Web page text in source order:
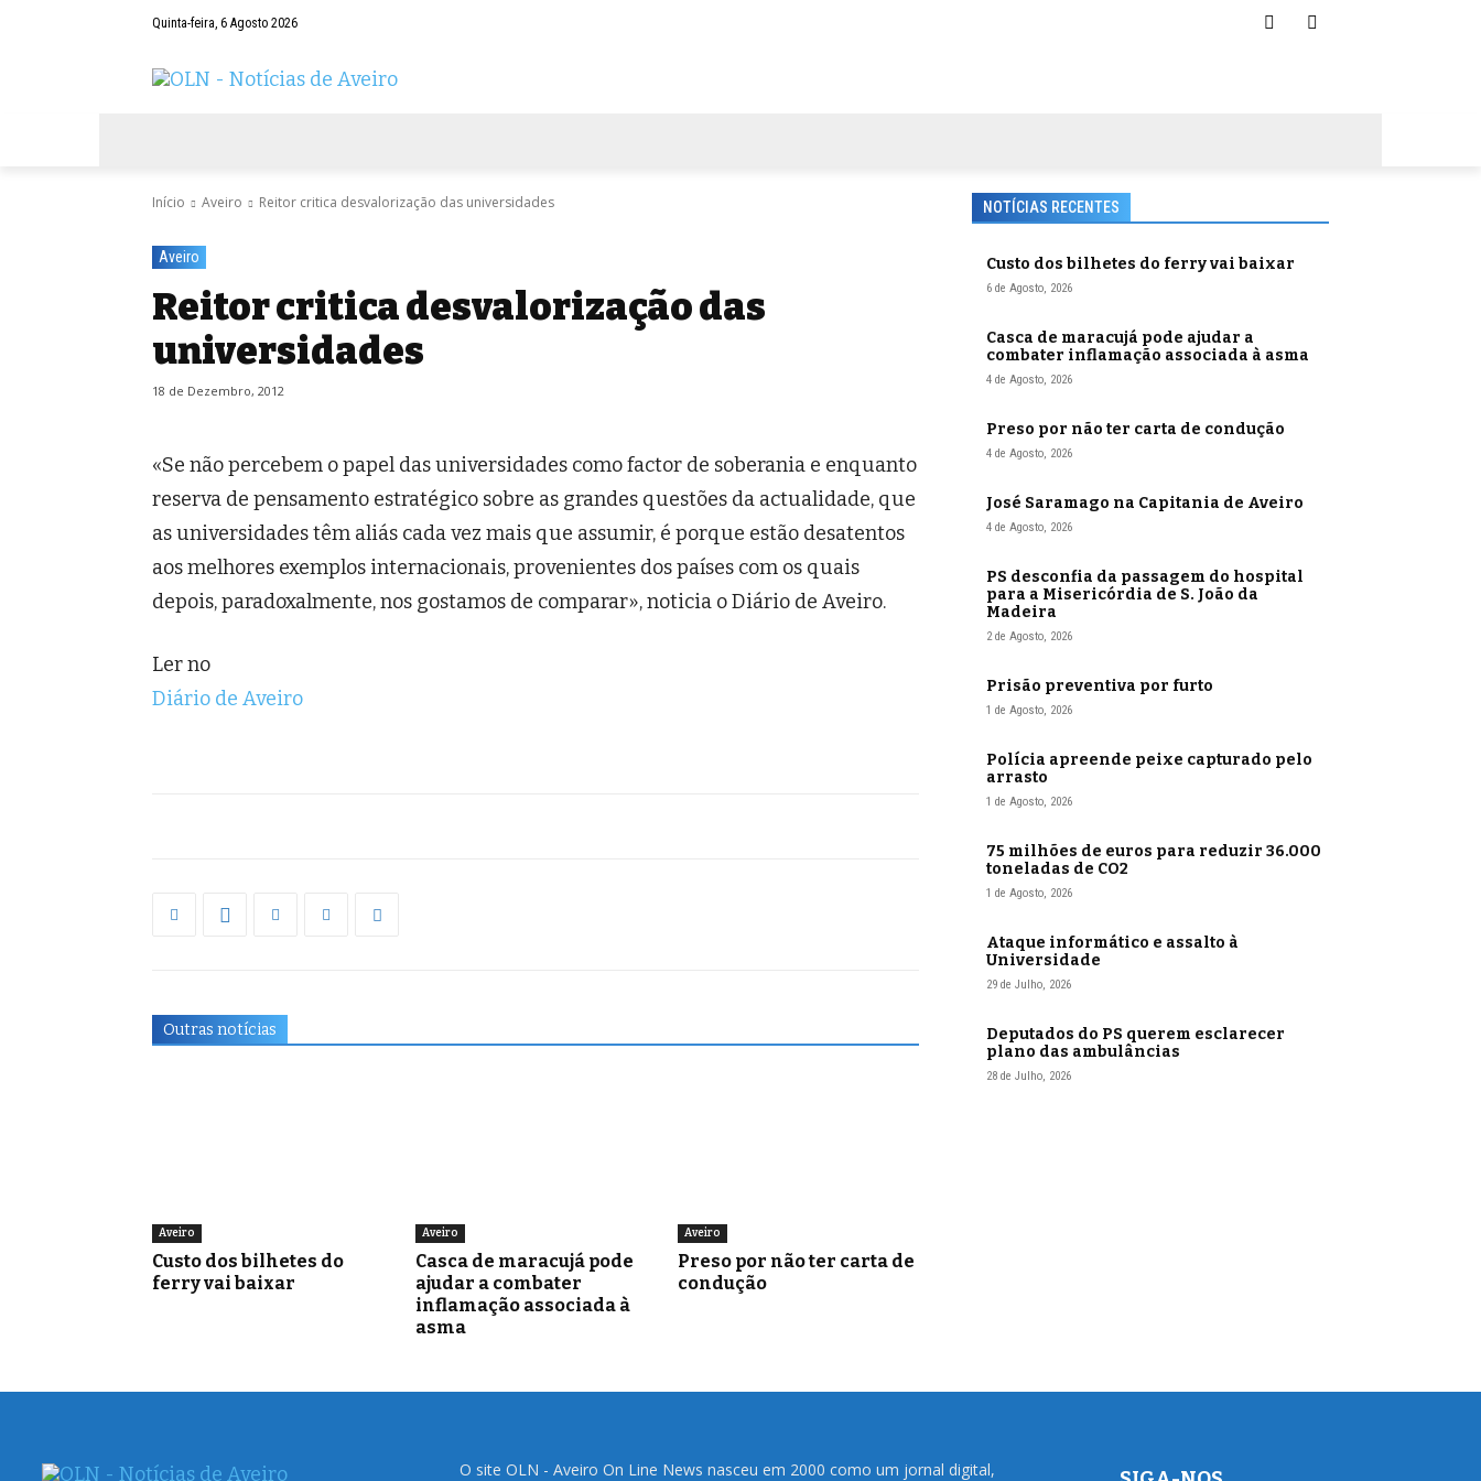
Quinta-feira, 6 Agosto 2026
Início Aveiro Reitor critica desvalorização das universidades
Aveiro
Reitor critica desvalorização das
universidades
18 de Dezembro, 2012
«Se não percebem o papel das universidades como factor de soberania e enquanto
reserva de pensamento estratégico sobre as grandes questões da actualidade, que
as universidades têm aliás cada vez mais que assumir, é porque estão desatentos
aos melhores exemplos internacionais, provenientes dos países com os quais
depois, paradoxalmente, nos gostamos de comparar», noticia o Diário de Aveiro.
Ler no
Diário de Aveiro
Outras notícias
Aveiro
Custo dos bilhetes do
ferry vai baixar
Aveiro
Casca de maracujá pode
ajudar a combater
inflamação associada à
asma
Aveiro
Preso por não ter carta de
condução
NOTÍCIAS RECENTES
Custo dos bilhetes do ferry vai baixar
6 de Agosto, 2026
Casca de maracujá pode ajudar a
combater inflamação associada à asma
4 de Agosto, 2026
Preso por não ter carta de condução
4 de Agosto, 2026
José Saramago na Capitania de Aveiro
4 de Agosto, 2026
PS desconfia da passagem do hospital
para a Misericórdia de S. João da
Madeira
2 de Agosto, 2026
Prisão preventiva por furto
1 de Agosto, 2026
Polícia apreende peixe capturado pelo
arrasto
1 de Agosto, 2026
75 milhões de euros para reduzir 36.000
toneladas de CO2
1 de Agosto, 2026
Ataque informático e assalto à
Universidade
29 de Julho, 2026
Deputados do PS querem esclarecer
plano das ambulâncias
28 de Julho, 2026
O site OLN - Aveiro On Line News nasceu em 2000 como um jornal digital,